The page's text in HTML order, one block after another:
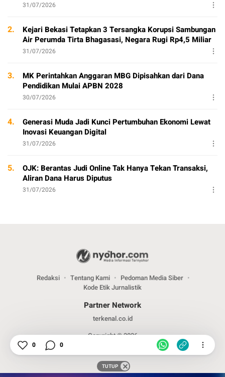
31/07/2026
2.
Kejari Bekasi Tetapkan 3 Tersangka Korupsi Sambungan
Air Perumda Tirta Bhagasasi, Negara Rugi Rp4,5 Miliar
31/07/2026
3.
MK Perintahkan Anggaran MBG Dipisahkan dari Dana
Pendidikan Mulai APBN 2028
30/07/2026
4.
Generasi Muda Jadi Kunci Pertumbuhan Ekonomi Lewat
Inovasi Keuangan Digital
31/07/2026
5.
OJK: Berantas Judi Online Tak Hanya Tekan Transaksi,
Aliran Dana Harus Diputus
31/07/2026
Redaksi Tentang Kami
Pedoman Media Siber
Kode Etik Jurnalistik
Partner Network
terkenal.co.id
Copyright © 2026
0 0
TUTUP